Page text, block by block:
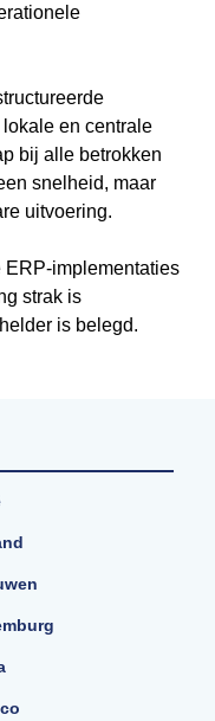
en centrale
bij alle betrokken
snelheid, maar
uitvoering.
ERP-implementaties
strak is
is belegd.